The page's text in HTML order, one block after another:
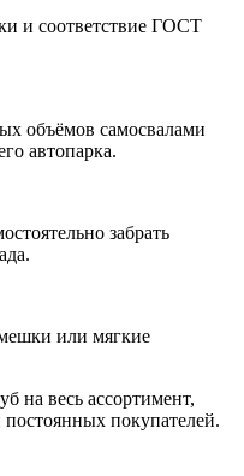
и соответствие ГОСТ
объёмов самосвалами
автопарка.
забрать
или мягкие
на весь ассортимент,
покупателей.